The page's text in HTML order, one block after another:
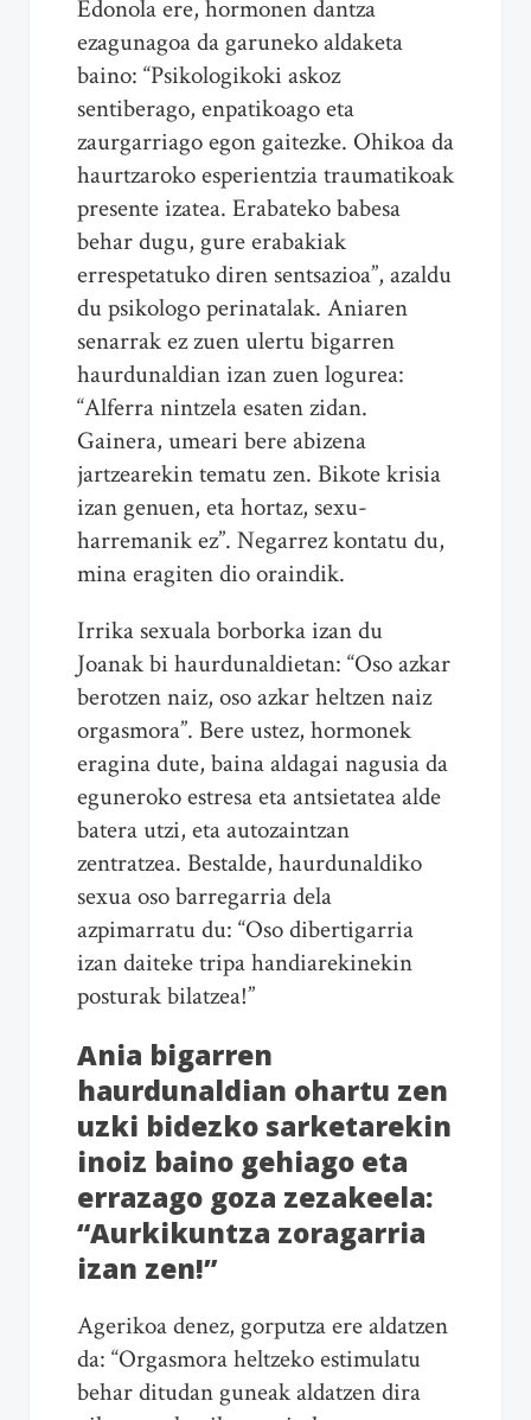
Edonola ere, hormonen dantza
ezagunagoa da garuneko aldaketa
baino: “Psikologikoki askoz
sentiberago, enpatikoago eta
zaurgarriago egon gaitezke. Ohikoa da
haurtzaroko esperientzia traumatikoak
presente izatea. Erabateko babesa
behar dugu, gure erabakiak
errespetatuko diren sentsazioa”, azaldu
du psikologo perinatalak. Aniaren
senarrak ez zuen ulertu bigarren
haurdunaldian izan zuen logurea:
“Alferra nintzela esaten zidan.
Gainera, umeari bere abizena
jartzearekin tematu zen. Bikote krisia
izan genuen, eta hortaz, sexu-
harremanik ez”. Negarrez kontatu du,
mina eragiten dio oraindik.
Irrika sexuala borborka izan du
Joanak bi haurdunaldietan: “Oso azkar
berotzen naiz, oso azkar heltzen naiz
orgasmora”. Bere ustez, hormonek
eragina dute, baina aldagai nagusia da
eguneroko estresa eta antsietatea alde
batera utzi, eta autozaintzan
zentratzea. Bestalde, haurdunaldiko
sexua oso barregarria dela
azpimarratu du: “Oso dibertigarria
izan daiteke tripa handiarekinekin
posturak bilatzea!”
Ania bigarren
haurdunaldian ohartu zen
uzki bidezko sarketarekin
inoiz baino gehiago eta
errazago goza zezakeela:
“Aurkikuntza zoragarria
izan zen!”
Agerikoa denez, gorputza ere aldatzen
da: “Orgasmora heltzeko estimulatu
behar ditudan guneak aldatzen dira